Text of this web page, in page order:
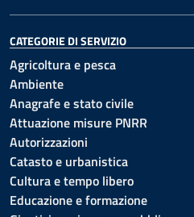
CATEGORIE DI SERVIZIO
Agricoltura e pesca
Ambiente
Anagrafe e stato civile
Attuazione misure PNRR
Autorizzazioni
Catasto e urbanistica
Cultura e tempo libero
Educazione e formazione